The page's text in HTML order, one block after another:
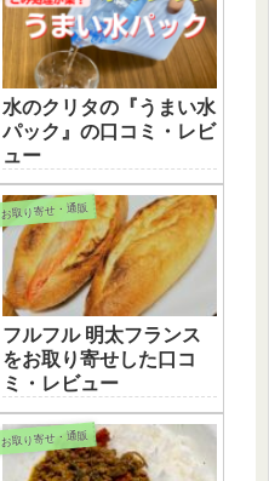
水のクリタの『うまい水
パック』の口コミ・レビ
ュー
お取り寄せ・通販
フルフル 明太フランス
をお取り寄せした口コ
ミ・レビュー
お取り寄せ・通販